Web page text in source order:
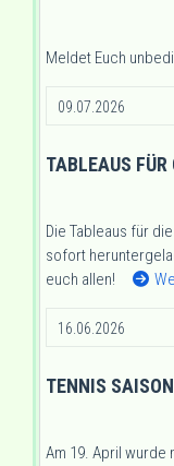
Meldet Euch
09.07.2026
TABLEAUS
Die Tableaus für
sofort
euch allen!
16.06.2026
TENNIS
Am 19. April wurde